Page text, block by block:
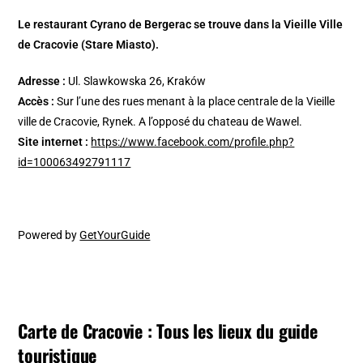
Le restaurant Cyrano de Bergerac se trouve dans la Vieille Ville
de Cracovie (Stare Miasto).
Adresse : Ul. Slawkowska 26, Kraków
Accès :Sur l’une des rues menant à la place centrale de la Vieille
ville de Cracovie, Rynek. A l’opposé du chateau de Wawel.
Site internet : https://www.facebook.com/profile.php?
id=100063492791117
Powered byGetYourGuide
Carte de Cracovie : Tous les lieux du guide
touristique